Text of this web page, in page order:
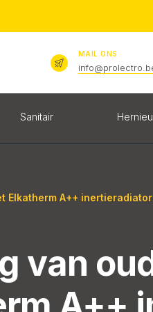
MAIL ONS
Sanitair
Elkatherm A++
van